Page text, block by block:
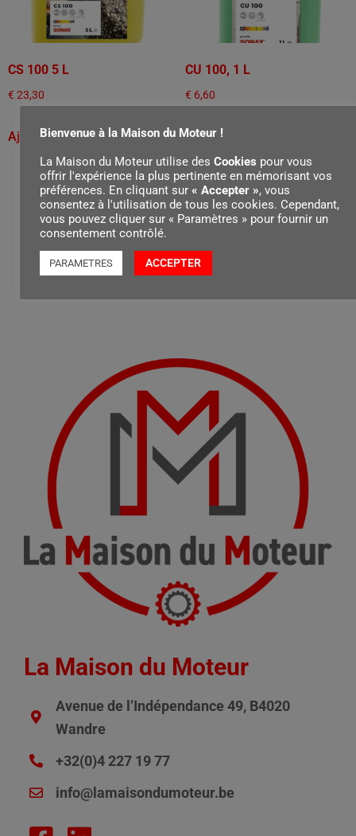
CS 100 5 L
€ 23,30
Ajouter au panier
CU 100, 1 L
€ 6,60
Ajouter au panier
La Maison du Moteur
Avenue de l’Indépendance 49, B4020
Wandre
+32(0)4 227 19 77
info@lamaisondumoteur.be
Bienvenue à la Maison du Moteur !
La Maison du Moteur utilise des Cookies pour vous
offrir l'expérience la plus pertinente en mémorisant vos
préférences. En cliquant sur « Accepter », vous
consentez à l'utilisation de tous les cookies. Cependant,
vous pouvez cliquer sur « Paramètres » pour fournir un
consentement contrôlé.
PARAMETRES ACCEPTER